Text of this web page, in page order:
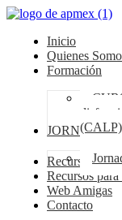
Inicio
Quienes
Formación
(CALP)
JORNADAS
Recursos para
Recursos
Web Amigas
Contacto